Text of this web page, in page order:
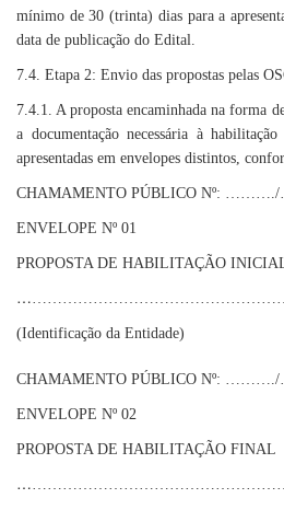
mínimo de 30 (trinta) dias para a
data de publicação do Edital.
7.4. Etapa 2: Envio das propostas pelas
7.4.1. A proposta encaminhada na forma
a documentação necessária à
apresentadas em envelopes distintos,
CHAMAMENTO PÚBLICO Nº:
ENVELOPE Nº 01
PROPOSTA DE HABILITAÇÃO
…
(Identificação da Entidade)
CHAMAMENTO PÚBLICO Nº:
ENVELOPE Nº 02
PROPOSTA DE HABILITAÇÃO FINAL
…